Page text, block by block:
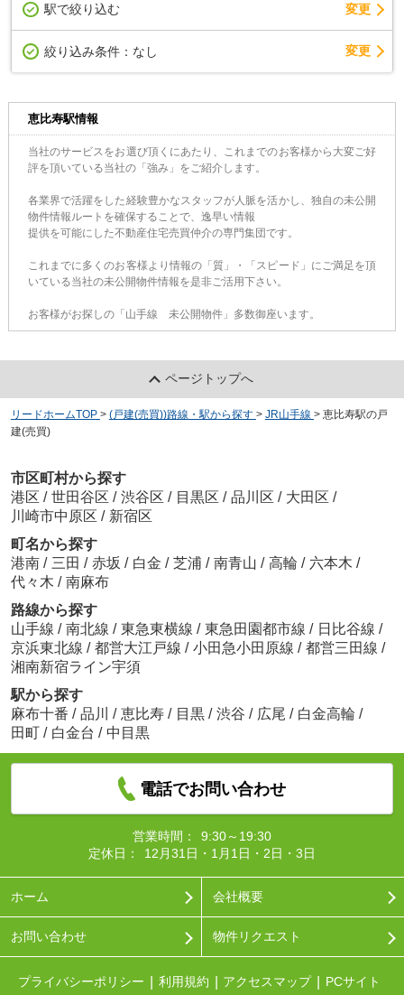
駅で絞り込む 変更
絞り込み条件： なし 変更
恵比寿駅情報
当社のサービスをお選び頂くにあたり、これまでのお客様から大変ご好
評を頂いている当社の「強み」をご紹介します。
各業界で活躍をした経験豊かなスタッフが人脈を活かし、独自の未公開
物件情報ルートを確保することで、逸早い情報
提供を可能にした不動産住宅売買仲介の専門集団です。
これまでに多くのお客様より情報の「質」・「スピード」にご満足を頂
いている当社の未公開物件情報を是非ご活用下さい。
お客様がお探しの「山手線 未公開物件」多数御座います。
ページトップへ
リードホームTOP > (戸建(売買))路線・駅から探す > JR山手線 > 恵比寿駅の戸
建(売買)
市区町村から探す
港区 / 世田谷区 / 渋谷区 / 目黒区 / 品川区 / 大田区 /
川崎市中原区 / 新宿区
町名から探す
港南 / 三田 / 赤坂 / 白金 / 芝浦 / 南青山 / 高輪 / 六本木 /
代々木 / 南麻布
路線から探す
山手線 / 南北線 / 東急東横線 / 東急田園都市線 / 日比谷線 /
京浜東北線 / 都営大江戸線 / 小田急小田原線 / 都営三田線 /
湘南新宿ライン宇須
駅から探す
麻布十番 / 品川 / 恵比寿 / 目黒 / 渋谷 / 広尾 / 白金高輪 /
田町 / 白金台 / 中目黒
電話でお問い合わせ
営業時間：
9:30～19:30
定休日：
12月31日・1月1日・2日・3日
ホーム 会社概要
お問い合わせ 物件リクエスト
プライバシーポリシー 利用規約 アクセスマップ
PCサイト